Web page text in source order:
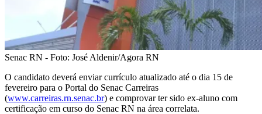
Senac RN - Foto: José Aldenir/Agora RN
O candidato deverá enviar currículo atualizado até o dia 15 de
fevereiro para o Portal do Senac Carreiras
(www.carreiras.rn.senac.br) e comprovar ter sido ex-aluno com
certificação em curso do Senac RN na área correlata.